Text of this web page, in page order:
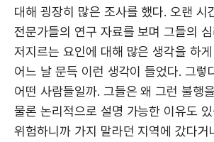
대해 굉장히 많은 조사를 했다. 오랜 시
전문가들의 연구 자료를 보며 그들의
저지르는 요인에 대해 많은 생각을 하
어느 날 문득 이런 생각이 들었다. 그렇
어떤 사람들일까. 그들은 왜 그런 불행
물론 논리적으로 설명 가능한 이유도
위험하니까 가지 말라던 지역에 갔다거